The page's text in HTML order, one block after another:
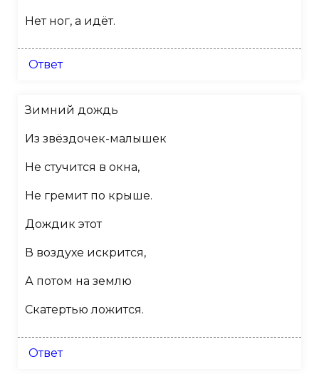
Нет ног, а идёт.
Ответ
Зимний дождь
Из звёздочек-малышек
Не стучится в окна,
Не гремит по крыше.
Дождик этот
В воздухе искрится,
А потом на землю
Скатертью ложится.
Ответ